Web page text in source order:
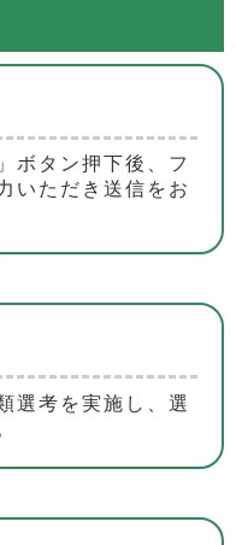
ボタン押下後、フ
いただき送信をお
選考を実施し、選